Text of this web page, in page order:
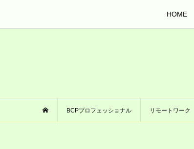
HOME
BCPプロフェッショナル リモートワーク